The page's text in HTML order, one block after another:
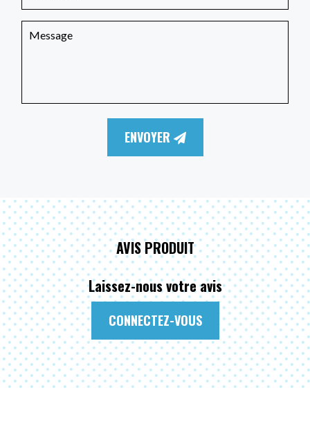
ENVOYER
AVIS PRODUIT
Laissez-nous votre avis
CONNECTEZ-VOUS